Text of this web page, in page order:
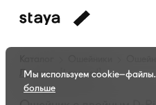
Леопард [Leopard]
Мы используем cookie–файлы.
больше